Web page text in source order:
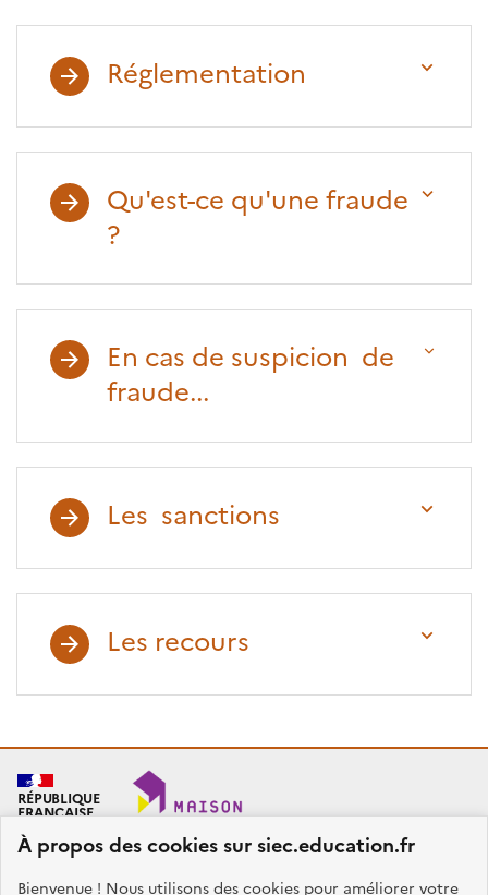
À propos des cookies sur siec.education.fr
Bienvenue ! Nous utilisons des cookies pour améliorer votre
Réglementation
Qu'est-ce qu'une fraude
?
En cas de suspicion de
fraude...
Les sanctions
Les recours
RÉPUBLIQUE
FRANÇAISE